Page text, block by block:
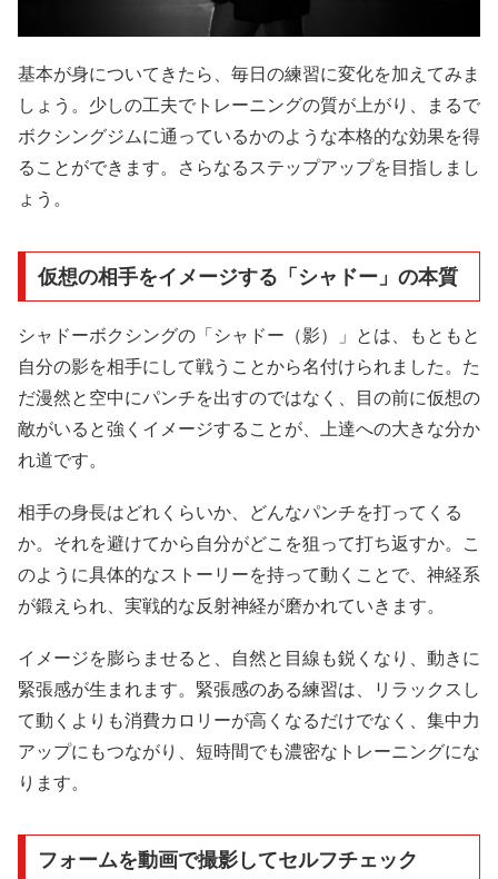
基本が身についてきたら、毎日の練習に変化を加えてみま
しょう。少しの工夫でトレーニングの質が上がり、まるで
ボクシングジムに通っているかのような本格的な効果を得
ることができます。さらなるステップアップを目指しまし
ょう。
仮想の相手をイメージする「シャドー」の本質
シャドーボクシングの「シャドー（影）」とは、もともと
自分の影を相手にして戦うことから名付けられました。た
だ漫然と空中にパンチを出すのではなく、目の前に仮想の
敵がいると強くイメージすることが、上達への大きな分か
れ道です。
相手の身長はどれくらいか、どんなパンチを打ってくる
か。それを避けてから自分がどこを狙って打ち返すか。こ
のように具体的なストーリーを持って動くことで、神経系
が鍛えられ、実戦的な反射神経が磨かれていきます。
イメージを膨らませると、自然と目線も鋭くなり、動きに
緊張感が生まれます。緊張感のある練習は、リラックスし
て動くよりも消費カロリーが高くなるだけでなく、集中力
アップにもつながり、短時間でも濃密なトレーニングにな
ります。
フォームを動画で撮影してセルフチェック